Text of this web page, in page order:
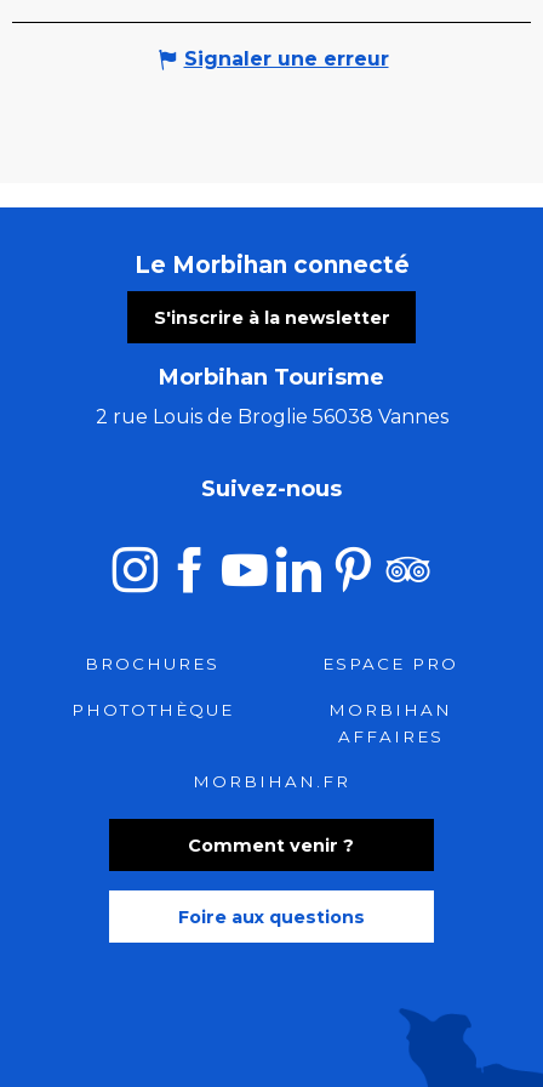
Signaler une erreur
Le Morbihan connecté
S'inscrire à la newsletter
Morbihan Tourisme
2 rue Louis de Broglie 56038 Vannes
Comment venir ?
Foire aux questions
Suivez-nous
BROCHURES ESPACE PRO
PHOTOTHÈQUE
MORBIHAN
AFFAIRES
MORBIHAN.FR